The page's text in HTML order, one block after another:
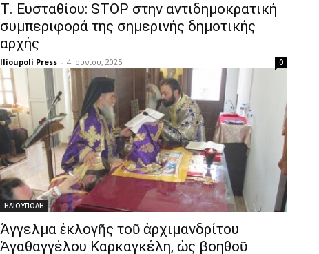
Τ. Ευσταθίου: STOP στην αντιδημοκρατική
συμπεριφορά της σημερινής δημοτικής
αρχής
Ilioupoli Press - 4 Ιουνίου, 2025 0
ΗΛΙΟΥΠΟΛΗ
Άγγελμα ἐκλογῆς τοῦ ἀρχιμανδρίτου
Ἀγαθαγγέλου Καρκαγκέλη, ὡς βοηθοῦ